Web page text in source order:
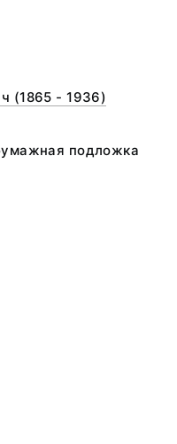
(1865 - 1936)
подложка